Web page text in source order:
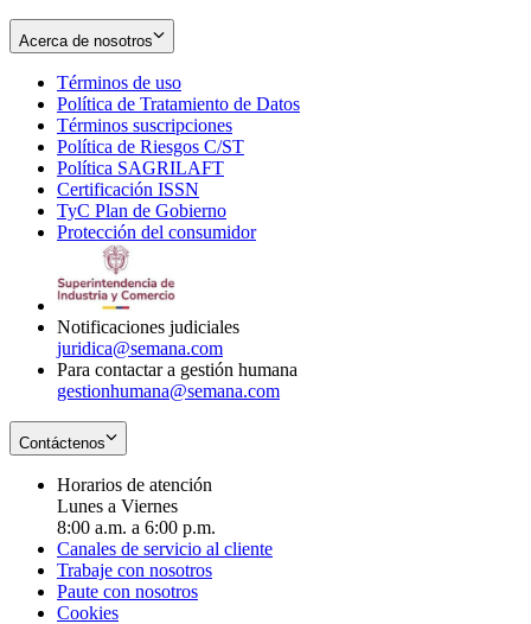
Acerca de nosotros
Términos de uso
in
new
window
Política de Tratamiento de Datos
Términos suscripciones
in
Política de Riesgos C/ST
Política SAGRILAFT
new
window
Certificación ISSN
in
new
TyC Plan de Gobierno
in
Protección del consumidorOpens
Notificaciones judiciales
juridica@semana.com
Para contactar a gestión humana
gestionhumana@semana.com
Contáctenos
Horarios de atención
Lunes a Viernes
8:00 a.m. a 6:00 p.m.
Canales de servicio al cliente
Trabaje con nosotros
Paute con nosotros
Cookies